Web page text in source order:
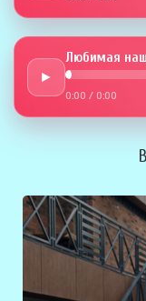
►
Любимая
0:00 / 0:00